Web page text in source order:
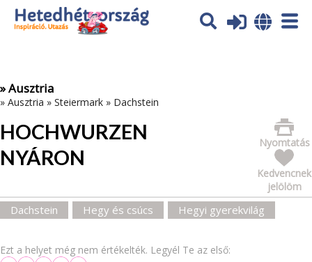
Az oldal sütiket (cookies) használ. További tájékoztatás itt:
Adatvédelmi tájékoztató
» Ausztria
» Ausztria » Steiermark » Dachstein
HOCHWURZEN
NYÁRON
Nyomtatás
Kedvencnek
jelölöm
Dachstein Hegy és csúcs Hegyi gyerekvilág
Ezt a helyet még nem értékelték. Legyél Te az első: